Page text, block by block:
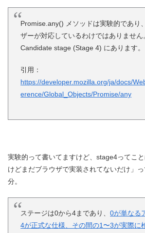
Promise.any() メソッドは実験的であり
ザーが対応しているわけではありませ
Candidate stage (Stage 4) にあります。
引用：
https://developer.mozilla.org/ja/docs/
erence/Global_Objects/Promise/any
実験的って書いてますけど、stage4ってこ
けどまだブラウザで実装されてないだけ」
分。
ステージは0から4まであり、0が単なる
4が正式な仕様、その間の1〜3が実際に